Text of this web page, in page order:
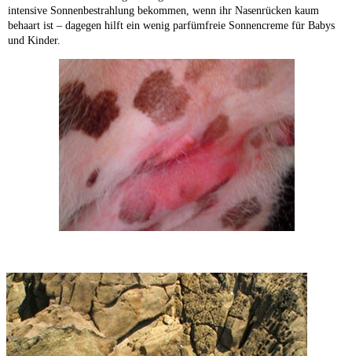
intensive Sonnenbestrahlung bekommen, wenn ihr Nasenrücken kaum
behaart ist – dagegen hilft ein wenig parfümfreie Sonnencreme für Babys
und Kinder.